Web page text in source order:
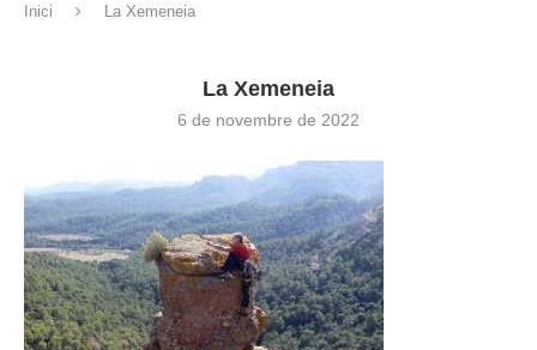
Inici La Xemeneia
La Xemeneia
6 de novembre de 2022